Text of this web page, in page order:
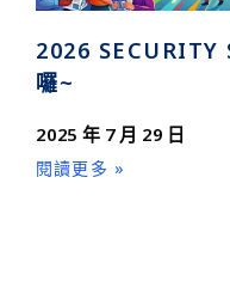
2026 SECURITY
囉~
2025 年 7 月 29 日
閱讀更多 »